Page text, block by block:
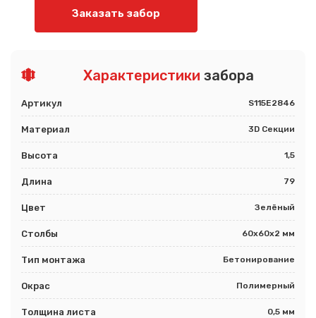
Заказать забор
Характеристики забора
Артикул S115E2846
Материал 3D Секции
Высота 1,5
Длина 79
Цвет Зелёный
Столбы 60х60х2 мм
Тип монтажа Бетонирование
Окрас Полимерный
Толщина листа 0,5 мм